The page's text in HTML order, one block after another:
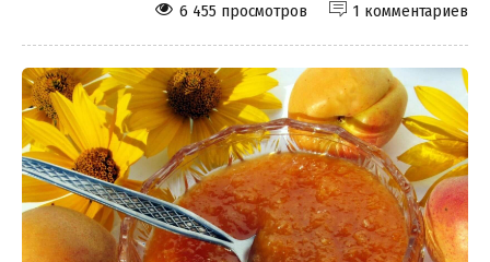
1 комментариев
6 455 просмотров